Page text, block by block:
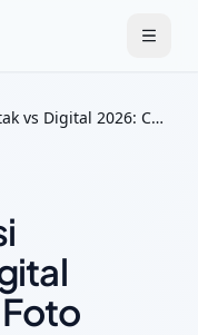
Panduan Resolusi Foto Cetak vs Digital 2026: Cara Agar Foto Tidak Pecah